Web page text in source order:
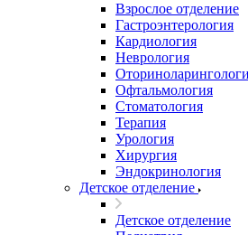
Взрослое отделение
Гастроэнтерология
Кардиология
Неврология
Офтальмология
Стоматология
Терапия
Урология
Хирургия
Эндокринология
Детское отделение
Детское отделение